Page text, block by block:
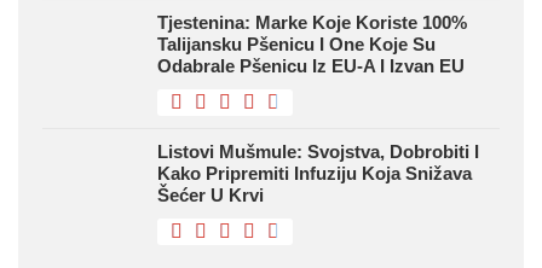
Tjestenina: Marke Koje Koriste 100%
Talijansku Pšenicu I One Koje Su
Odabrale Pšenicu Iz EU-A I Izvan EU
Listovi Mušmule: Svojstva, Dobrobiti I
Kako Pripremiti Infuziju Koja Snižava
Šećer U Krvi